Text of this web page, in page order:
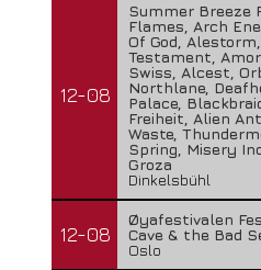
12-08
Summer Breeze
Flames, Arch
Of God,
Testament,
Swiss, Alcest,
Northlane,
Palace,
Freiheit, Alien
Waste,
Spring, Misery
Groza
Dinkelsbühl
12-08
Øyafestivalen
Cave & the Bad
Oslo